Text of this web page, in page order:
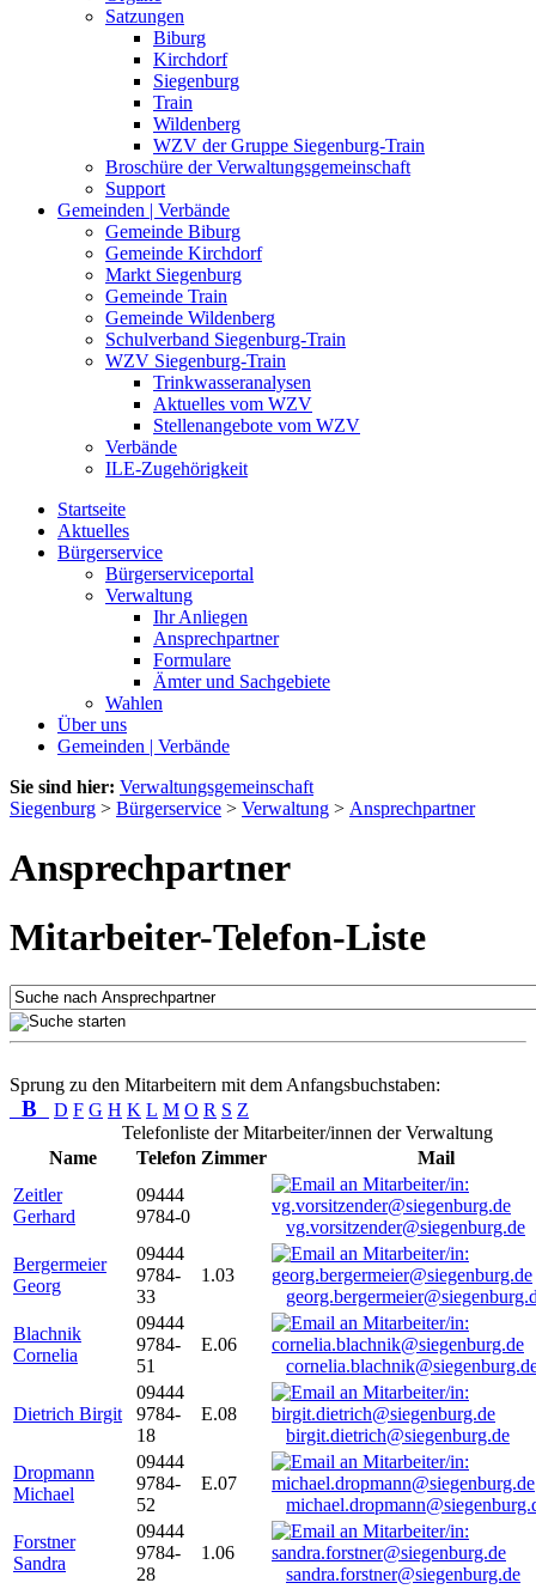
Satzungen
Biburg
Kirchdorf
Siegenburg
Train
Wildenberg
WZV der Gruppe Siegenburg-Train
Broschüre der Verwaltungsgemeinschaft
Support
Gemeinden | Verbände
Gemeinde Biburg
Gemeinde Kirchdorf
Markt Siegenburg
Gemeinde Train
Gemeinde Wildenberg
Schulverband Siegenburg-Train
WZV Siegenburg-Train
Trinkwasseranalysen
Aktuelles vom WZV
Stellenangebote vom WZV
Verbände
ILE-Zugehörigkeit
Startseite
Aktuelles
Bürgerservice
Bürgerserviceportal
Verwaltung
Ihr Anliegen
Ansprechpartner
Formulare
Ämter und Sachgebiete
Wahlen
Über uns
Gemeinden | Verbände
Sie sind hier: Verwaltungsgemeinschaft
Siegenburg > Bürgerservice > Verwaltung > Ansprechpartner
Ansprechpartner
Mitarbeiter-Telefon-Liste
Sprung zu den Mitarbeitern mit dem Anfangsbuchstaben:
B D F G H K L M O R S Z
Telefonliste der Mitarbeiter/innen der Verwaltung
Name
Telefon Zimmer
Mail
Zeitler
Gerhard
09444
9784-0
vg.vorsitzender@siegenburg.de
Bergermeier
Georg
09444
9784-
33
1.03
Blachnik
Cornelia
09444
9784-
51
E.06
Dietrich Birgit
09444
9784-
18
E.08
birgit.dietrich@siegenburg.de
Dropmann
Michael
09444
9784-
52
E.07
Forstner
Sandra
09444
9784-
28
1.06
sandra.forstner@siegenburg.de